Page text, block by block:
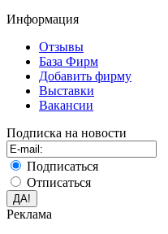
Информация
Отзывы
База Фирм
Добавить фирму
Выставки
Вакансии
Подписка на новости
Подписаться
Отписаться
Реклама